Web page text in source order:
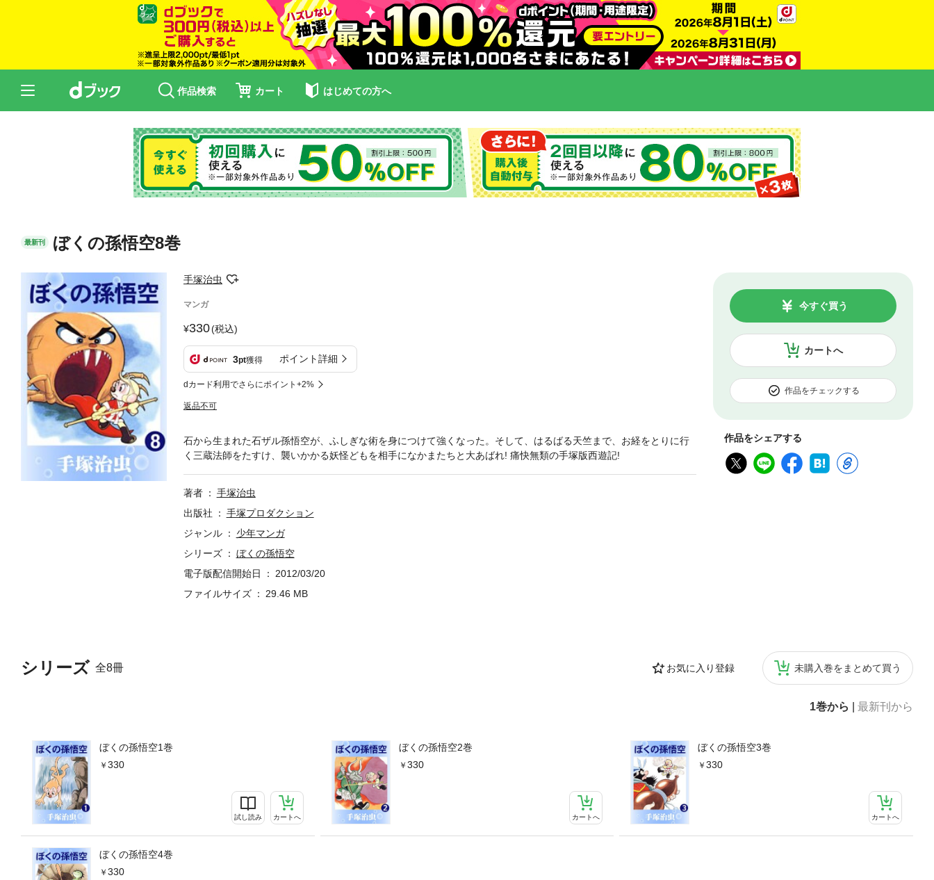
作品検索 カート はじめての方へ
最新刊 ぼくの孫悟空8巻
手塚治虫
マンガ
330(税込)
3pt獲得 ポイント詳細
dカード利用でさらにポイント+2%
返品不可
カートへ
今すぐ買う
作品をチェックする
作品をシェアする
シリーズ 全8冊 お気に入り登録 未購入巻をまとめて買う
1巻から 最新刊から
ぼくの孫悟空1巻
330
試し読み カートへ
ぼくの孫悟空2巻
330
カートへ
ぼくの孫悟空3巻
330
カートへ
ぼくの孫悟空4巻
330
石から生まれた石ザル孫悟空が、ふしぎな術を身につけて強くなった。そして、はるばる天竺まで、お経をとりに行
く三蔵法師をたすけ、襲いかかる妖怪どもを相手になかまたちと大あばれ! 痛快無類の手塚版西遊記!
著者
手塚治虫
出版社
手塚プロダクション
ジャンル
少年マンガ
シリーズ
ぼくの孫悟空
電子版配信開始日
2012/03/20
ファイルサイズ
29.46 MB